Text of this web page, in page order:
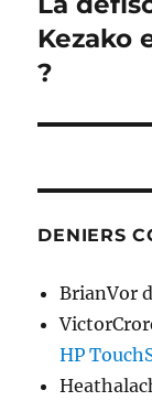
suivante :
Kezako
?
DENIERS
BrianVor
HP